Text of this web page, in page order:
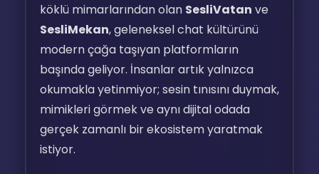
köklü mimarlarından olan SesliVatan ve
SesliMekan, geleneksel chat kültürünü
modern çağa taşıyan platformların
başında geliyor. İnsanlar artık yalnızca
okumakla yetinmiyor; sesin tınısını duymak,
mimikleri görmek ve aynı dijital odada
gerçek zamanlı bir ekosistem yaratmak
istiyor.